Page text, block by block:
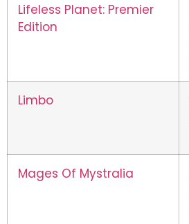
Lifeless Planet: Premier
Edition
Limbo
Mages Of Mystralia